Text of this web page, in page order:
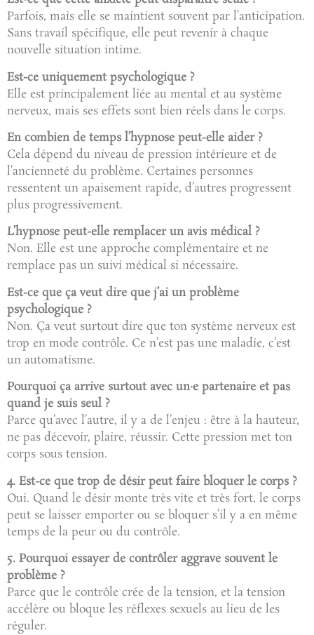
Parfois, mais elle se maintient souvent par l’anticipation.
Sans travail spécifique, elle peut revenir à chaque
nouvelle situation intime.
Est-ce uniquement psychologique ?
Elle est principalement liée au mental et au système
nerveux, mais ses effets sont bien réels dans le corps.
En combien de temps l’hypnose peut-elle aider ?
Cela dépend du niveau de pression intérieure et de
l’ancienneté du problème. Certaines personnes
ressentent un apaisement rapide, d’autres progressent
plus progressivement.
L’hypnose peut-elle remplacer un avis médical ?
Non. Elle est une approche complémentaire et ne
remplace pas un suivi médical si nécessaire.
Est-ce que ça veut dire que j’ai un problème
psychologique ?
Non. Ça veut surtout dire que ton système nerveux est
trop en mode contrôle. Ce n’est pas une maladie, c’est
un automatisme.
Pourquoi ça arrive surtout avec un·e partenaire et pas
quand je suis seul ?
Parce qu’avec l’autre, il y a de l’enjeu : être à la hauteur,
ne pas décevoir, plaire, réussir. Cette pression met ton
corps sous tension.
4. Est-ce que trop de désir peut faire bloquer le corps ?
Oui. Quand le désir monte très vite et très fort, le corps
peut se laisser emporter ou se bloquer s’il y a en même
temps de la peur ou du contrôle.
5. Pourquoi essayer de contrôler aggrave souvent le
problème ?
Parce que le contrôle crée de la tension, et la tension
accélère ou bloque les réflexes sexuels au lieu de les
réguler.